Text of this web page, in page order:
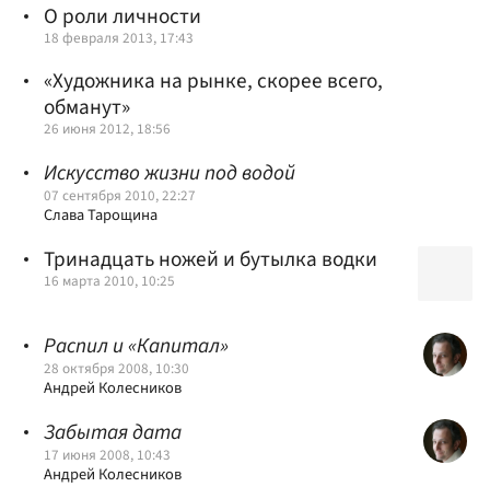
О роли личности
18 февраля 2013, 17:43
«Художника на рынке, скорее всего,
обманут»
26 июня 2012, 18:56
Искусство жизни под водой
07 сентября 2010, 22:27
Слава Тарощина
Тринадцать ножей и бутылка водки
16 марта 2010, 10:25
Распил и «Капитал»
28 октября 2008, 10:30
Андрей Колесников
Забытая дата
17 июня 2008, 10:43
Андрей Колесников